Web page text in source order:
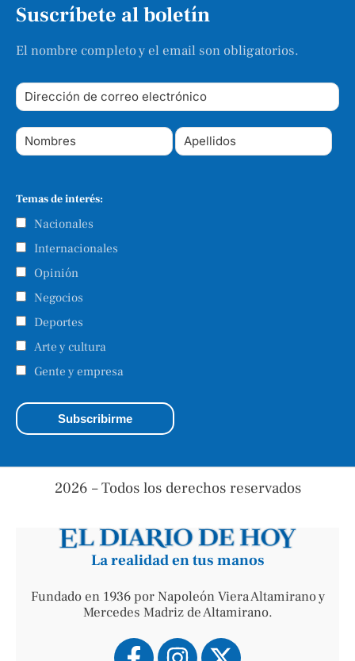
Suscríbete al boletín
El nombre completo y el email son obligatorios.
Temas de interés:
Nacionales
Internacionales
Opinión
Negocios
Deportes
Arte y cultura
Gente y empresa
2026 – Todos los derechos reservados
La realidad en tus manos
Fundado en 1936 por Napoleón Viera Altamirano y
Mercedes Madriz de Altamirano.